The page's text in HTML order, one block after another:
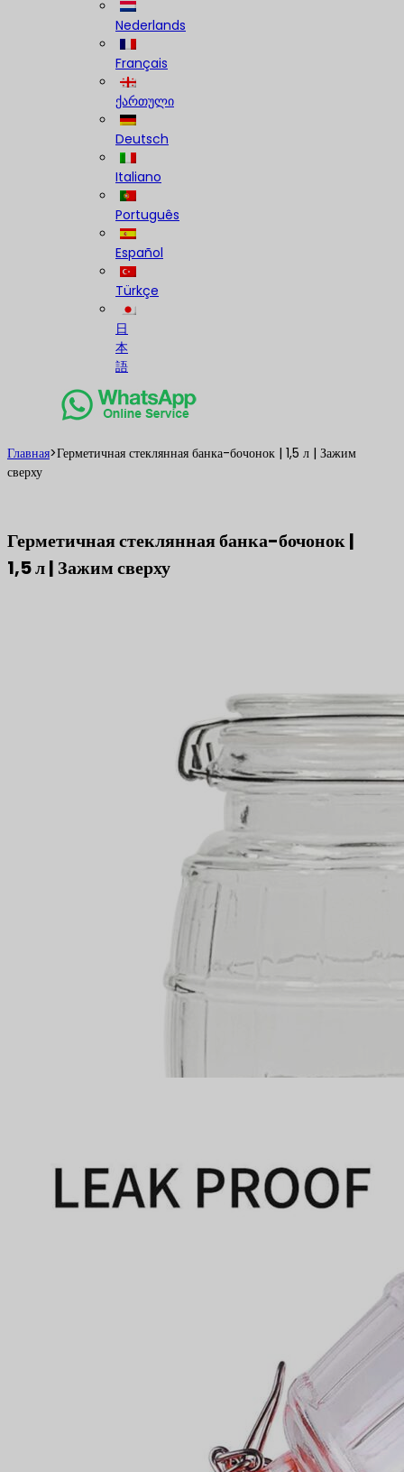
Nederlands
Français
ქართული
Deutsch
Italiano
Português
Español
Türkçe
日
本
語
Главная>Герметичная стеклянная банка-бочонок | 1,5 л | Зажим
сверху
Герметичная стеклянная банка-бочонок |
1,5 л | Зажим сверху